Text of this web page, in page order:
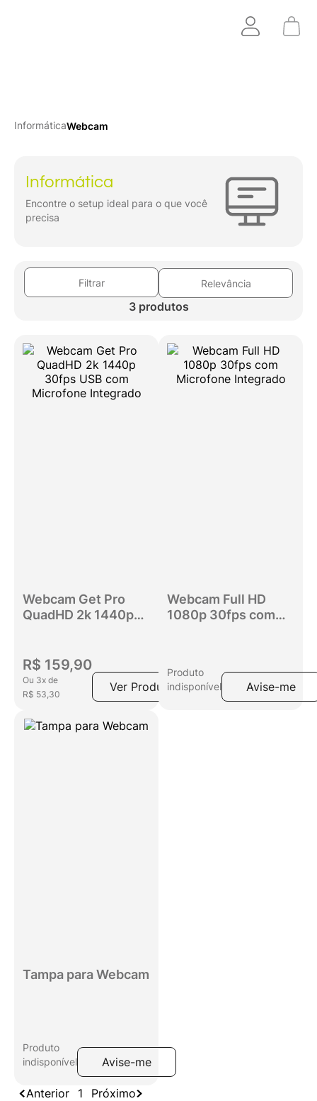
InformáticaWebcam
Informática
Encontre o setup ideal para o que você
precisa
Filtrar Relevância
3 produtos
Webcam Get Pro
QuadHD 2k 1440p
R$ 159,90
Ou 3x de
R$ 53,30
Ver Produto
Webcam Full HD
1080p 30fps com
Produto
indisponível
Avise-me
Tampa para Webcam
Produto
indisponível
Avise-me
Anterior 1 Próximo